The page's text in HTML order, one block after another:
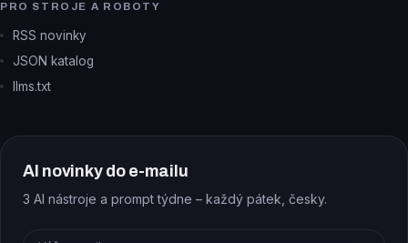
PRO STROJE A ROBOTY
RSS novinky
JSON katalog
llms.txt
AI novinky do e-mailu
3 AI nástroje a prompt týdne – každý pátek, česky.